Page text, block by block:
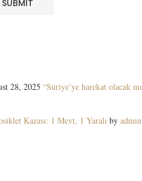
28, 2025 “Suriye’ye harekat olacak
Kazası: 1 Mevt, 1 Yaralı by admin